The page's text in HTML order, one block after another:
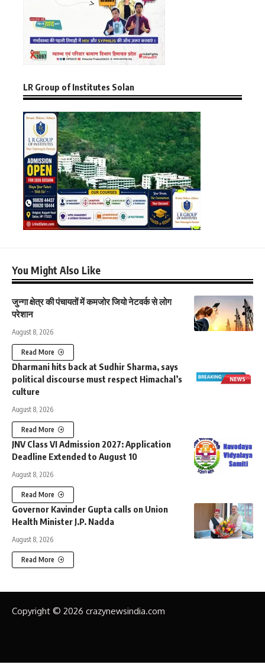
LR Group of Institutes Solan
You Might Also Like
जुन्गा क्षेत्र की पंचायतों में कमजोर जियो नेटवर्क से लोग
परेशान
August 8, 2026
Read More
Dharmani hits back at Sudhir Sharma, says
political discourse must respect Himachal’s
culture
August 8, 2026
Read More
JNV Class VI Admission 2027: Application
Deadline Extended to August 10
August 8, 2026
Read More
Governor Kavinder Gupta calls on Union
Health Minister J.P. Nadda
August 8, 2026
Read More
Copyright © 2026 crazynewsindia.com